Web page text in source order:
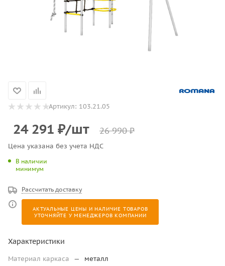
Артикул: 103.21.05
24 291 ₽/шт 26 990₽
Цена указана без учета НДС
В наличии
минимум
Рассчитать доставку
АКТУАЛЬНЫЕ ЦЕНЫ И НАЛИЧИЕ ТОВАРОВ
УТОЧНЯЙТЕ У МЕНЕДЖЕРОВ КОМПАНИИ
Характеристики
Материал каркаса —
металл